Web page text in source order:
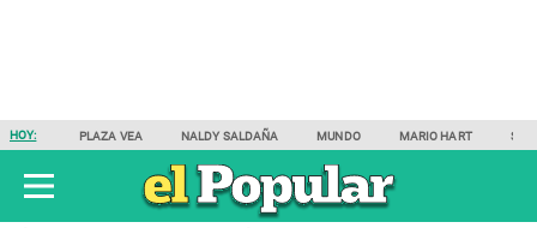
HOY: PLAZA VEA NALDY SALDAÑA MUNDO MARIO HART